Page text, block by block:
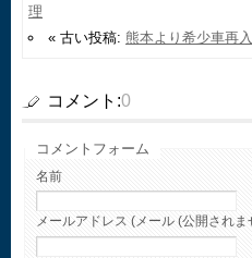
理
« 古い投稿: 熊本より希少車再
コメント:0
コメントフォーム
名前
メールアドレス (メール (公開されま